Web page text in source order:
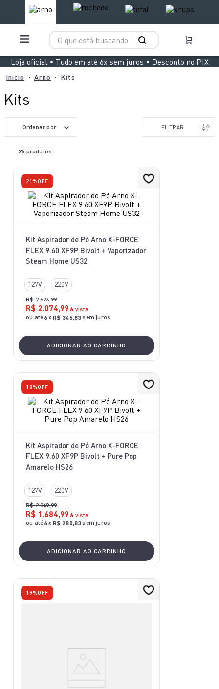
O que está buscando hoje?
Loja oficial • Tudo em até 6x sem juros • Desconto no PIX
Arno Kits
Kits
Ordenar por FILTRAR
26 produtos
21%OFF
Kit Aspirador de Pó Arno X-FORCE
FLEX 9.60 XF9P Bivolt + Vaporizador
Steam Home US32
127V 220V
R$ 2.624,99
R$ 2.074,99 à vista
ou até 6x R$ 345,83sem juros
ADICIONAR AO CARRINHO
18%OFF
Kit Aspirador de Pó Arno X-FORCE
FLEX 9.60 XF9P Bivolt + Pure Pop
Amarelo HS26
127V 220V
R$ 2.049,99
R$ 1 .684,99 à vista
ou até 6x R$ 280,83sem juros
ADICIONAR AO CARRINHO
19%OFF
TERMOS MAIS BUSCADOS
1º
aspirador x clean 4
º
5º
bake easy
8º
vaporizador pure pop
9º
lightmix
10º aspirador x-force 9 60